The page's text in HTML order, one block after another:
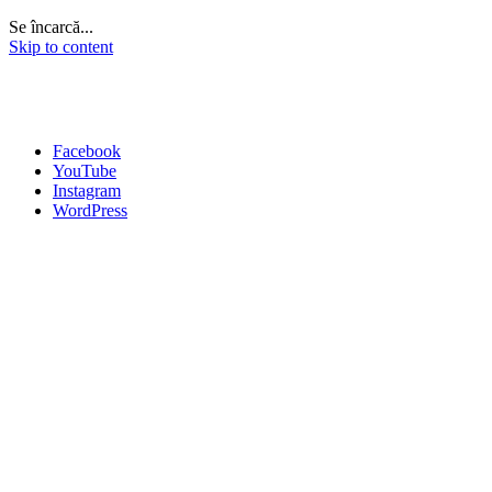
Se încarcă...
Skip to content
Facebook
YouTube
Instagram
WordPress